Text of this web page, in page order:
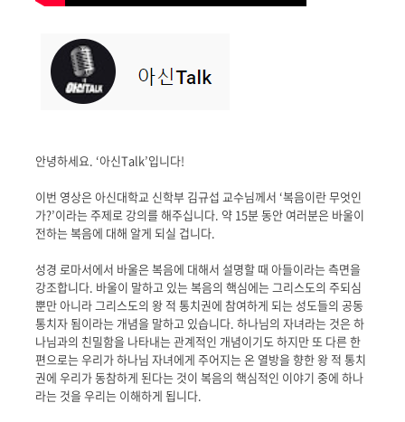
안녕하세요. ‘아신Talk’입니다!
이번 영상은 아신대학교 신학부 김규섭 교수님께서 ‘복음이란 무엇인
가?’이라는 주제로 강의를 해주십니다. 약 15분 동안 여러분은 바울이
전하는 복음에 대해 알게 되실 겁니다.
성경 로마서에서 바울은 복음에 대해서 설명할 때 아들이라는 측면을
강조합니다. 바울이 말하고 있는 복음의 핵심에는 그리스도의 주되심
뿐만 아니라 그리스도의 왕 적 통치권에 참여하게 되는 성도들의 공동
통치자 됨이라는 개념을 말하고 있습니다. 하나님의 자녀라는 것은 하
나님과의 친밀함을 나타내는 관계적인 개념이기도 하지만 또 다른 한
편으로는 우리가 하나님 자녀에게 주어지는 온 열방을 향한 왕 적 통치
권에 우리가 동참하게 된다는 것이 복음의 핵심적인 이야기 중에 하나
라는 것을 우리는 이해하게 됩니다.